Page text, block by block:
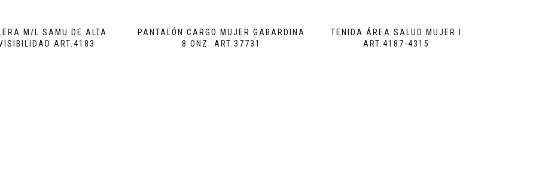
M/L SAMU DE ALTA
ART.4183
PANTALÓN CARGO MUJER GABARDINA
8 ONZ. ART.37731
TENIDA ÁREA SALUD MUJER I
ART.4187-4315